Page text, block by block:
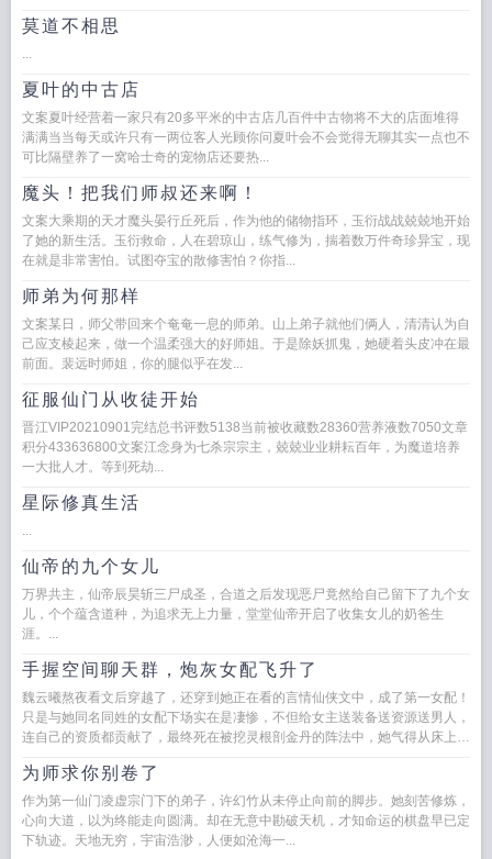
莫道不相思
...
夏叶的中古店
文案夏叶经营着一家只有20多平米的中古店几百件中古物将不大的店面堆得
满满当当每天或许只有一两位客人光顾你问夏叶会不会觉得无聊其实一点也不
可比隔壁养了一窝哈士奇的宠物店还要热...
魔头！把我们师叔还来啊！
文案大乘期的天才魔头晏行丘死后，作为他的储物指环，玉衍战战兢兢地开始
了她的新生活。玉衍救命，人在碧琼山，练气修为，揣着数万件奇珍异宝，现
在就是非常害怕。试图夺宝的散修害怕？你指...
师弟为何那样
文案某日，师父带回来个奄奄一息的师弟。山上弟子就他们俩人，清清认为自
己应支棱起来，做一个温柔强大的好师姐。于是除妖抓鬼，她硬着头皮冲在最
前面。裴远时师姐，你的腿似乎在发...
征服仙门从收徒开始
晋江VIP20210901完结总书评数5138当前被收藏数28360营养液数7050文章
积分433636800文案江念身为七杀宗宗主，兢兢业业耕耘百年，为魔道培养
一大批人才。等到死劫...
星际修真生活
...
仙帝的九个女儿
万界共主，仙帝辰昊斩三尸成圣，合道之后发现恶尸竟然给自己留下了九个女
儿，个个蕴含道种，为追求无上力量，堂堂仙帝开启了收集女儿的奶爸生
涯。...
手握空间聊天群，炮灰女配飞升了
魏云曦熬夜看文后穿越了，还穿到她正在看的言情仙侠文中，成了第一女配！
只是与她同名同姓的女配下场实在是凄惨，不但给女主送装备送资源送男人，
连自己的资质都贡献了，最终死在被挖灵根剖金丹的阵法中，她气得从床上弹
为师求你别卷了
作为第一仙门凌虚宗门下的弟子，许幻竹从未停止向前的脚步。她刻苦修炼，
心向大道，以为终能走向圆满。却在无意中勘破天机，才知命运的棋盘早已定
下轨迹。天地无穷，宇宙浩渺，人便如沧海一...